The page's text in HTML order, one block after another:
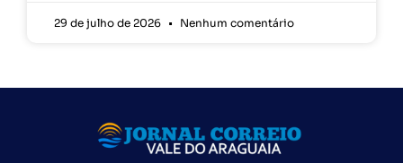
29 de julho de 2026 Nenhum comentário